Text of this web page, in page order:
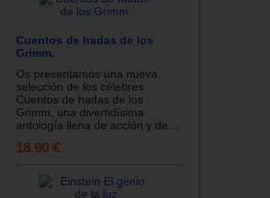
Cuentos de hadas de los
Grimm.
Os presentamos una nueva
selección de los célebres
Cuentos de hadas de los
Grimm, una divertidísima
antología llena de acción y de...
18.90 €